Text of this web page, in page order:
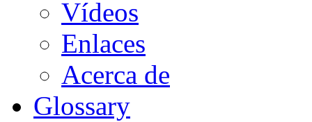
Vídeos
Enlaces
Acerca de
Glossary